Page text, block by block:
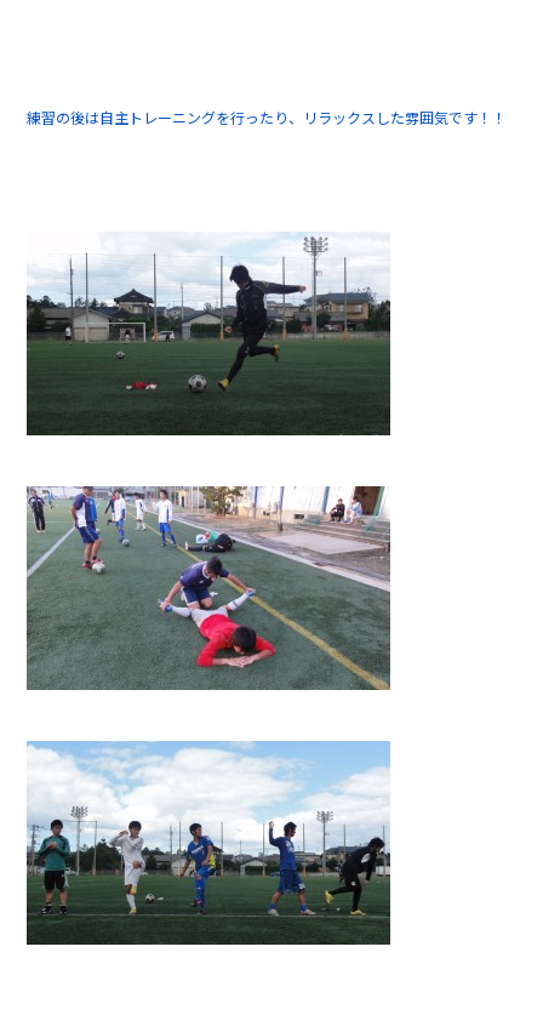
練習の後は自主トレーニングを行ったり、リラックスした雰囲気です！！